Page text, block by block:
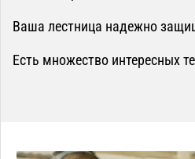
Ваша лестница надежно
Есть множество интересных